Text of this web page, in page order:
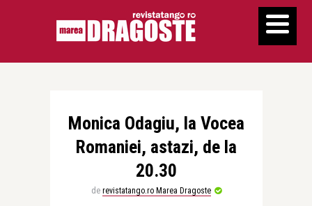
Monica Odagiu, la Vocea
Romaniei, astazi, de la
20.30
de revistatango.ro Marea Dragoste